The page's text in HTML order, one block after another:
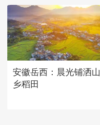
安徽岳西：晨光铺洒山
乡稻田